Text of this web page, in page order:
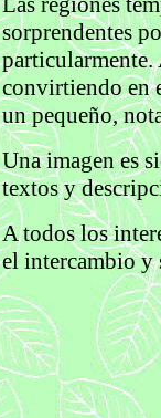
sorprendentes
convirtiendo en
un pequeño,
Una imagen es
textos y
A todos los
el intercambio y